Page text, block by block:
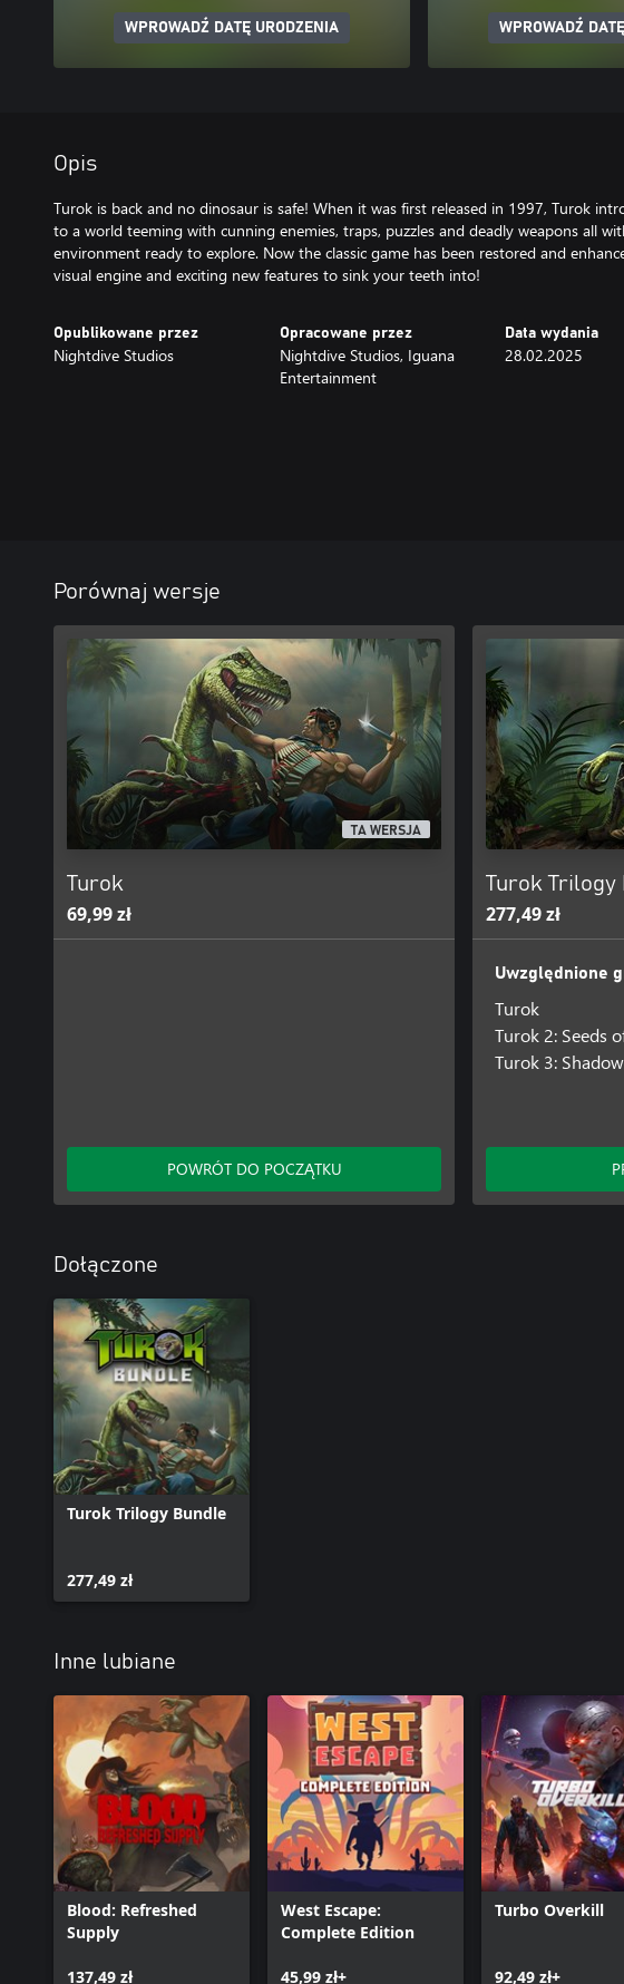
WPROWADŹ DATĘ URODZENIA WPROWADŹ
Opis
Turok is back and no dinosaur is safe! When it was first released in 1997, Turok
to a world teeming with cunning enemies, traps, puzzles and deadly weapons all
environment ready to explore. Now the classic game has been restored and
Opublikowane przez
Nightdive Studios
Opracowane przez
Nightdive Studios, Iguana
Entertainment
Data wydania
28.02.2025
Porównaj wersje
TA WERSJA
Turok
69,99 zł
POWRÓT DO POCZĄTKU
Turok Trilogy
277,49 zł
Uwzględnione
Turok
Turok 2: Seeds
Turok 3:
Dołączone
Turok Trilogy Bundle
277,49 zł
Inne lubiane
Blood: Refreshed
Supply
137,49 zł
West Escape:
Complete Edition
45,99 zł+
Turbo Overkill
92,49 zł+